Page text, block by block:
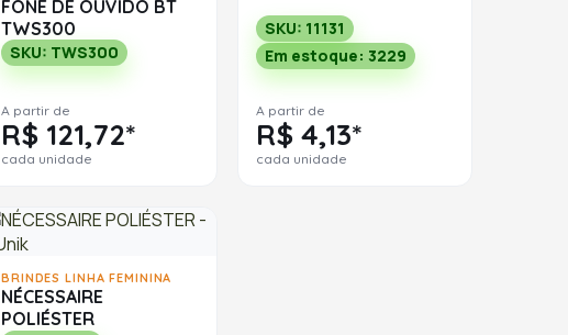
FONE DE OUVIDO BT
TWS300
SKU: TWS300
A partir de
R$ 121,72*
cada unidade
SKU: 11131
Em estoque: 3229
A partir de
R$ 4,13*
cada unidade
BRINDES LINHA FEMININA
NÉCESSAIRE
POLIÉSTER